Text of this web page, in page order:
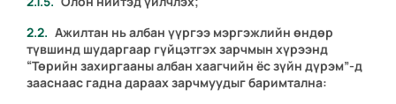
Ажилтан нь албан үүргээ мэргэжлийн өндөр
түвшинд шударгаар гүйцэтгэх зарчмын хүрээнд
“Төрийн захиргааны албан хаагчийн ёс зүйн дүрэм”-д
зааснаас гадна дараах зарчмуудыг баримтална: